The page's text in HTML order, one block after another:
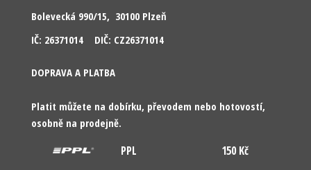
Bolevecká 990/15, 30100 Plzeň
IČ: 26371014 DIČ: CZ26371014
DOPRAVA A PLATBA
Platit můžete na dobírku, převodem nebo hotovostí,
osobně na prodejně.
PPL
150 Kč